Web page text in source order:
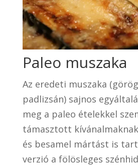
Paleo muszaka
Az eredeti muszaka
padlizsán) sajnos
meg a paleo ételekkel
támasztott
és besamel mártást is
verzió a fölösleges